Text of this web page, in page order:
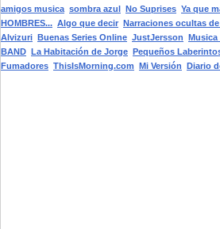
amigos musica sombra azul No Suprises Ya que
HOMBRES... Algo que decir Narraciones ocultas
Alvizuri Buenas Series Online JustJersson Musica
BAND La Habitación de Jorge Pequeños
Fumadores ThisIsMorning.com Mi Versión Diario